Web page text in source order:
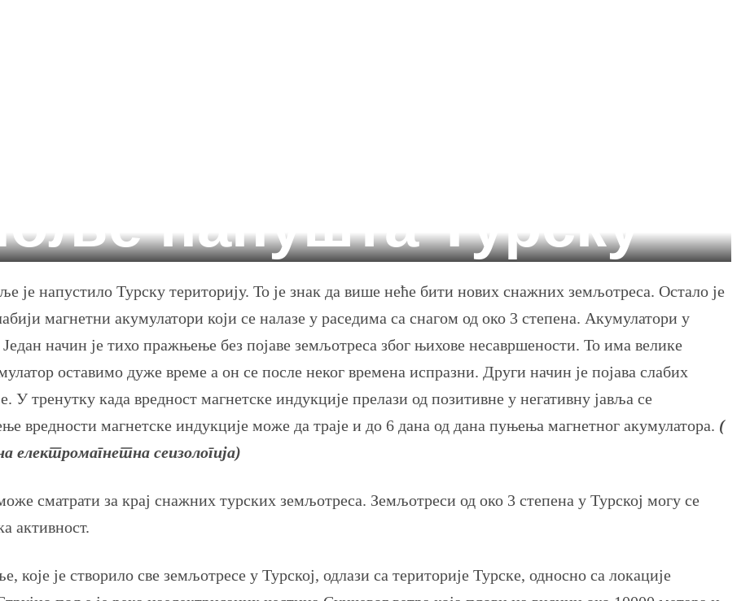
напушта Турску
је напустило Турску територију. То је знак да више неће бити нових снажних земљотреса. Остало је
магнетни акумулатори који се налазе у раседима са снагом од око 3 степена. Акумулатори у
начин је тихо пражњење без појаве земљотреса због њихове несавршености. То има велике
оставимо дуже време а он се после неког времена испразни. Други начин је појава слабих
тренутку када вредност магнетске индукције прелази од позитивне у негативну јавља се
вредности магнетске индукције може да траје и до 6 дана од дана пуњења магнетног акумулатора. (
сеизологија)
сматрати за крај снажних турских земљотреса. Земљотреси од око 3 степена у Турској могу се
активност.
које је створило све земљотресе у Турској, одлази са територије Турске, односно са локације